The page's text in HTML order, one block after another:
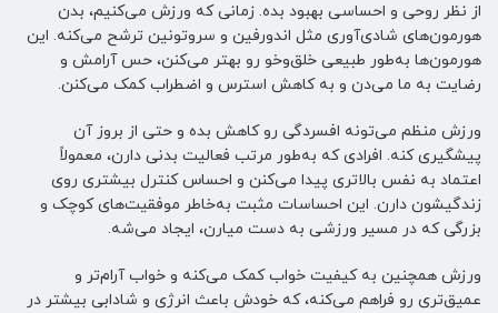
از نظر روحی و احساسی بهبود بده. زمانی که ورزش می‌کنیم، بدن
هورمون‌های شادی‌آوری مثل اندورفین و سروتونین ترشح می‌کنه. این
هورمون‌ها به‌طور طبیعی خلق‌وخو رو بهتر می‌کنن، حس آرامش و
رضایت به ما می‌دن و به کاهش استرس و اضطراب کمک می‌کنن.
ورزش منظم می‌تونه افسردگی رو کاهش بده و حتی از بروز آن
پیشگیری کنه. افرادی که به‌طور مرتب فعالیت بدنی دارن، معمولاً
اعتماد به نفس بالاتری پیدا می‌کنن و احساس کنترل بیشتری روی
زندگیشون دارن. این احساسات مثبت به‌خاطر موفقیت‌های کوچک و
بزرگی که در مسیر ورزشی به دست میارن، ایجاد می‌شه.
ورزش همچنین به کیفیت خواب کمک می‌کنه و خواب آرام‌تر و
عمیق‌تری رو فراهم می‌کنه، که خودش باعث انرژی و شادابی بیشتر در